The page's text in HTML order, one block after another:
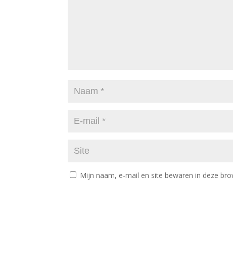
Mijn naam, e-mail en site bewaren in deze